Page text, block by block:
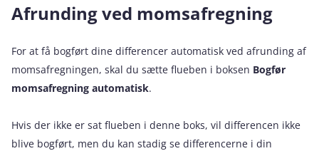
Afrunding ved momsafregning
For at få bogført dine differencer automatisk ved afrunding af
momsafregningen, skal du sætte flueben i boksen Bogfør
momsafregning automatisk.
Hvis der ikke er sat flueben i denne boks, vil differencen ikke
blive bogført, men du kan stadig se differencerne i din